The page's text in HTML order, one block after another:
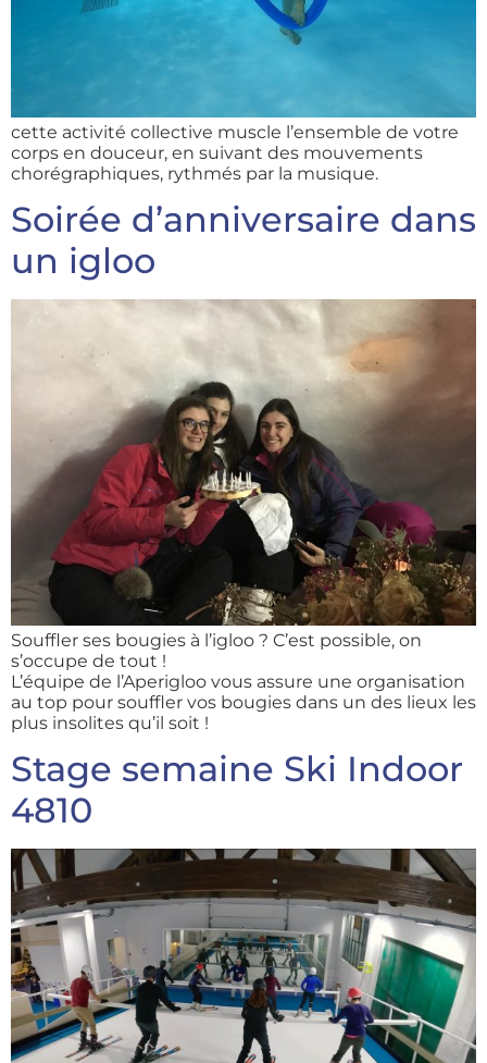
cette activité collective muscle l’ensemble de votre
corps en douceur, en suivant des mouvements
chorégraphiques, rythmés par la musique.
Soirée d’anniversaire dans
un igloo
Souffler ses bougies à l’igloo ? C’est possible, on
s’occupe de tout !
L’équipe de l’Aperigloo vous assure une organisation
au top pour souffler vos bougies dans un des lieux les
plus insolites qu’il soit !
Stage semaine Ski Indoor
4810